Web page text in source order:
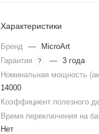
Характеристики
Бренд —
MicroArt
Гарантия
? — 3 года
Номинальная мощность
14000
Коэффициент полезного
Время переключения на
Нет